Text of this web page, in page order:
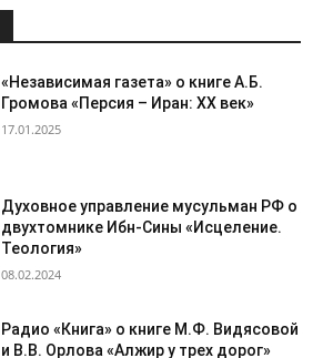
«Независимая газета» о книге А.Б.
Громова «Персия – Иран: ХХ век»
17.01.2025
Духовное управление мусульман РФ о
двухтомнике Ибн-Сины «Исцеление.
Теология»
08.02.2024
Радио «Книга» о книге М.Ф. Видясовой
и В.В. Орлова «Алжир у трех дорог»